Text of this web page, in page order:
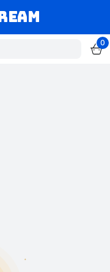
0